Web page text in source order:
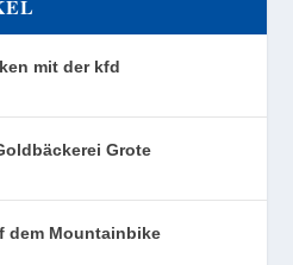
mit der kfd
Grote
dem Mountainbike